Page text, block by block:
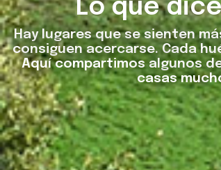
Lo que
Hay lugares que se sienten
consiguen acercarse. Cada
Aquí compartimos algunos
casas